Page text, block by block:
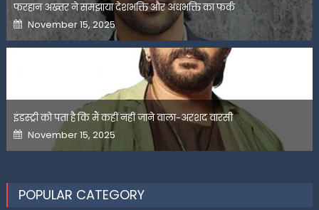
फरहान अख्तर ने समझाया देशभक्ति और अंधभक्ति का फर्क
Posted
on
November 15, 2025
इंडस्ट्री को पता है कि मैं कहीं नहीं जाने वाला-अरशद वारसी
Posted
on
November 15, 2025
POPULAR CATEGORY